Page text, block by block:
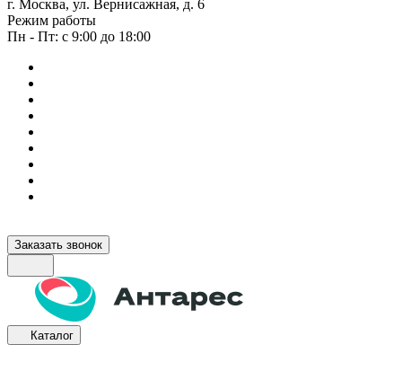
г. Москва, ул. Вернисажная, д. 6
Режим работы
Пн - Пт: с 9:00 до 18:00
Заказать звонок
Каталог